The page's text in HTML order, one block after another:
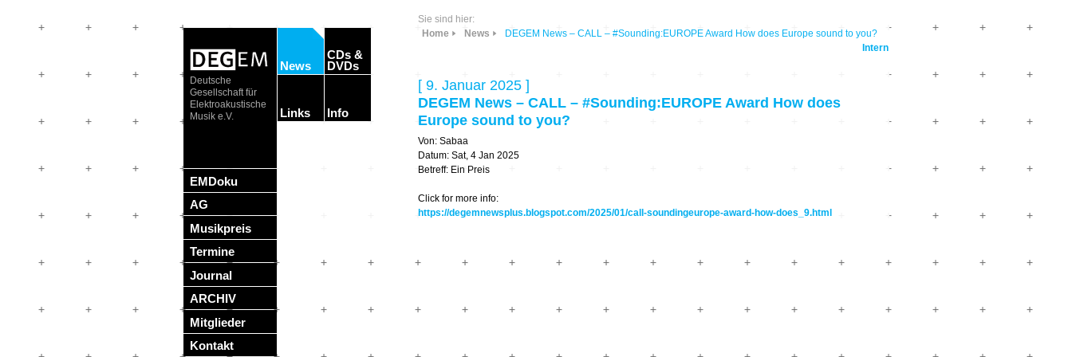
Deutsche
Gesellschaft für
Elektroakustische
Musik e.V.
EMDoku
AG
Musikpreis
Termine
Journal
ARCHIV
Mitglieder
Kontakt
News
CDs &
DVDs
Sonic Planet
HÖREN – in dieser
Zeit
Allegro Praestat
– Ecological
Links
Ausbildung &
Forschung
Orte & Konzerte
Festivals
Info
Sie sind hier:
Home
News
DEGEM News – CALL – #Sounding:EUROPE Award How does Europe sound to you?
Intern
[ 9. Januar 2025 ]
DEGEM News – CALL – #Sounding:EUROPE Award How does
Europe sound to you?
Von: Sabaa
Datum: Sat, 4 Jan 2025
Betreff: Ein Preis
Click for more info:
https://degemnewsplus.blogspot.com/2025/01/call-soundingeurope-award-how-does_9.html